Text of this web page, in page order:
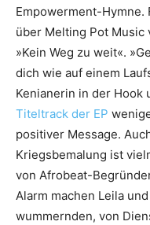
Empowerment-Hymne.
über Melting Pot
»Kein Weg zu weit«.
dich wie auf einem
Kenianerin in der Hook
Titeltrack der EP
positiver Message.
Kriegsbemalung ist
von Afrobeat-
Alarm machen Leila
wummernden, von